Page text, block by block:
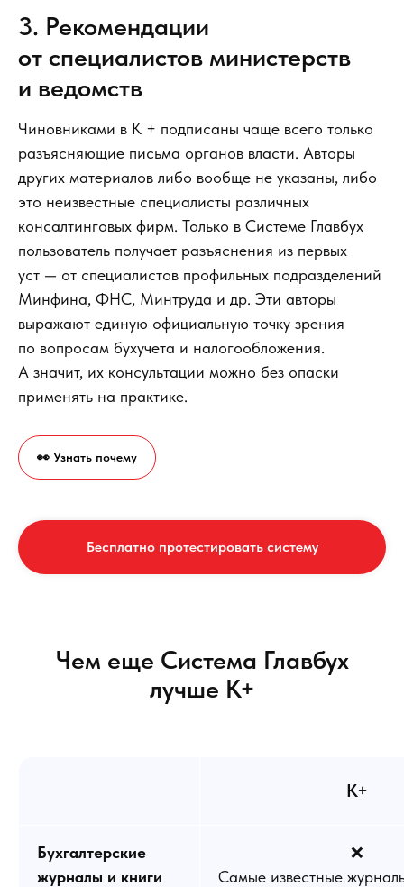
3. Рекомендации
от специалистов министерств
и ведомств
Чиновниками в К + подписаны чаще всего только
разъясняющие письма органов власти. Авторы
других материалов либо вообще не указаны, либо
это неизвестные специалисты различных
консалтинговых фирм. Только в Системе Главбух
пользователь получает разъяснения из первых
уст — от специалистов профильных подразделений
Минфина, ФНС, Минтруда и др. Эти авторы
выражают единую официальную точку зрения
по вопросам бухучета и налогообложения.
А значит, их консультации можно без опаски
применять на практике.
👀 Узнать почему
Бесплатно протестировать систему
Чем еще Система Главбух
лучше К+
К+
Бухгалтерские
журналы и книги
❌
Самые известные